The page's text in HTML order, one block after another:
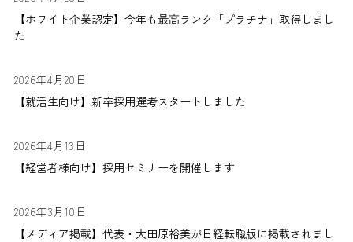
【ホワイト企業認定】今年も最高ランク「プラチナ」取得しまし
た
2026年4月20日
【就活生向け】新卒採用選考スタートしました
2026年4月13日
【経営者様向け】採用セミナーを開催します
2026年3月10日
【メディア掲載】代表・大田原裕美が日経転職版に掲載されまし